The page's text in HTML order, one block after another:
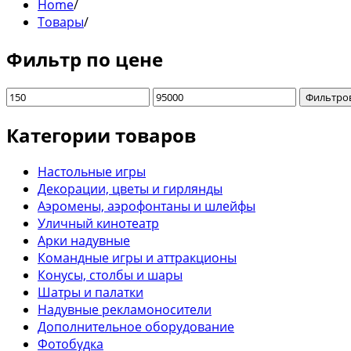
Home/
Товары/
Фильтр по цене
Категории товаров
Настольные игры
Декорации, цветы и гирлянды
Аэромены, аэрофонтаны и шлейфы
Уличный кинотеатр
Арки надувные
Командные игры и аттракционы
Конусы, столбы и шары
Шатры и палатки
Надувные рекламоносители
Дополнительное оборудование
Фотобудка